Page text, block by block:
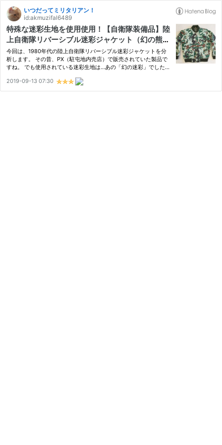
いつだってミリタリアン！
id:akmuzifal6489
特殊な迷彩生地を使用使用！【自衛隊装備品】陸
上自衛隊リバーシブル迷彩ジャケット（幻の熊笹
タイプ・PX品）とは？ 0164 🇯🇵 ミリタリー JG
SDF 1ST CAMO REVERSIBLE JACKET（MYST
ERIOUS PATTERN・PX ITEM）1980
今回は、1980年代の陸上自衛隊リバーシブル迷彩ジャケットを分
析します。 その昔、PX（駐屯地内売店）で販売されていた製品で
すね。 でも使用されている迷彩生地は…あの「幻の迷彩」でした！
ブル迷彩ジャケット（幻の熊笹タイプ・PX品） とは？ ２ 全体及…
2019-09-13 07:30